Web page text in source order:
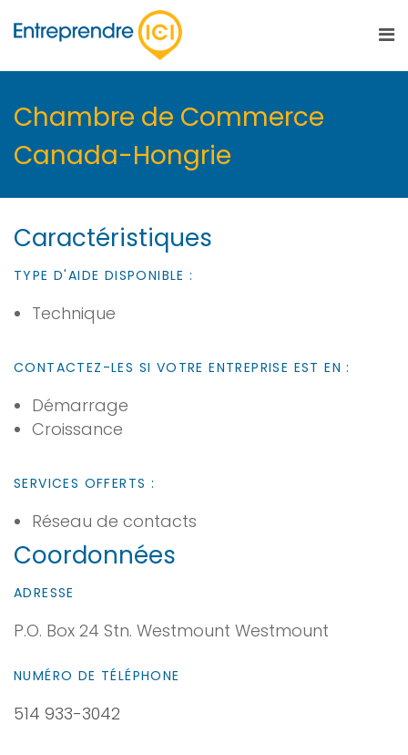
Chambre de Commerce
Canada-Hongrie
Caractéristiques
TYPE D'AIDE DISPONIBLE :
Technique
CONTACTEZ-LES SI VOTRE ENTREPRISE EST EN :
Démarrage
Croissance
SERVICES OFFERTS :
Réseau de contacts
Coordonnées
ADRESSE
P.O. Box 24 Stn. Westmount Westmount
NUMÉRO DE TÉLÉPHONE
514 933-3042